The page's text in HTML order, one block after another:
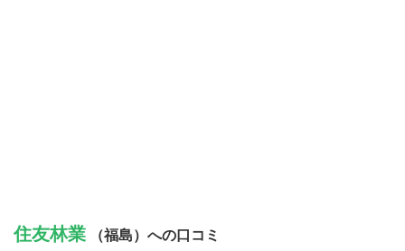
住友林業 （福島）への口コミ